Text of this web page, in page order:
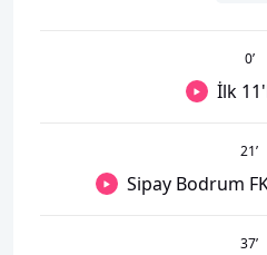
0’
İlk
21’
Sipay Bodrum
37’